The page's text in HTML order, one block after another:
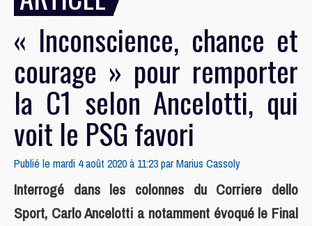
« Inconscience, chance et
courage » pour remporter
la C1 selon Ancelotti, qui
voit le PSG favori
Publié le mardi 4 août 2020 à 11:23 parMarius Cassoly
Interrogé dans les colonnes du Corriere dello
Sport, Carlo Ancelotti a notamment évoqué le Final